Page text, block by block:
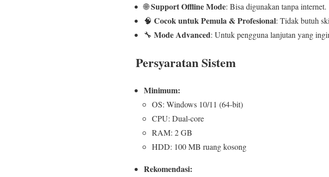
🌐Support Offline Mode: Bisa digunakan tanpa internet.
🧠 Cocok untuk Pemula & Profesional: Tidak butuh
🔧 Mode Advanced: Untuk pengguna lanjutan yang
Persyaratan Sistem
Minimum:
OS: Windows 10/11 (64-bit)
CPU: Dual-core
RAM: 2 GB
HDD: 100 MB ruang kosong
Rekomendasi: